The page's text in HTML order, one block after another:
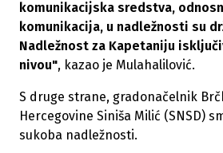
komunikacijska sredstva,
komunikacija, u nadležnosti su
Nadležnost za Kapetaniju
nivou", kazao je Mulahalilović.
S druge strane, gradonačelnik
Hercegovine Siniša Milić (SNSD)
sukoba nadležnosti.